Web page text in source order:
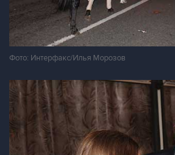
Фото: Интерфакс/Илья Морозов